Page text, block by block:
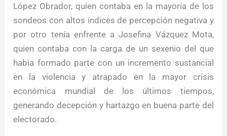
López Obrador, quien contaba en la mayoría de los
sondeos con altos índices de percepción negativa y
por otro tenía enfrente a Josefina Vázquez Mota,
quien contaba con la carga de un sexenio del que
había formado parte con un incremento sustancial
en la violencia y atrapado en la mayor crisis
económica mundial de los últimos tiempos,
generando decepción y hartazgo en buena parte del
electorado.